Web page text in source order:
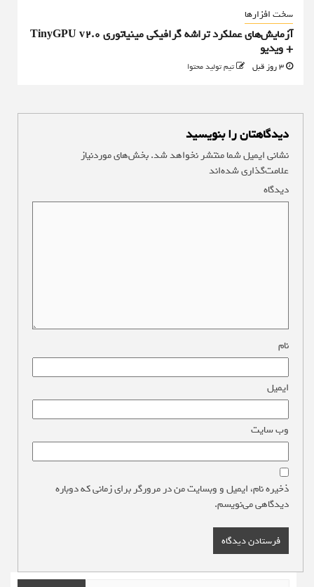
سخت افزارها
آزمایش‌های عملکرد تراشه گرافیکی مینیاتوری TinyGPU v2.0
+ ویدیو
تیم تولید محتوا
دیدگاهتان را بنویسید
نشانی ایمیل شما منتشر نخواهد شد.بخش‌های موردنیاز
علامت‌گذاری شده‌اند
دیدگاه
نام
ایمیل
وب‌ سایت
ذخیره نام، ایمیل و وبسایت من در مرورگر برای زمانی که دوباره
دیدگاهی می‌نویسم.